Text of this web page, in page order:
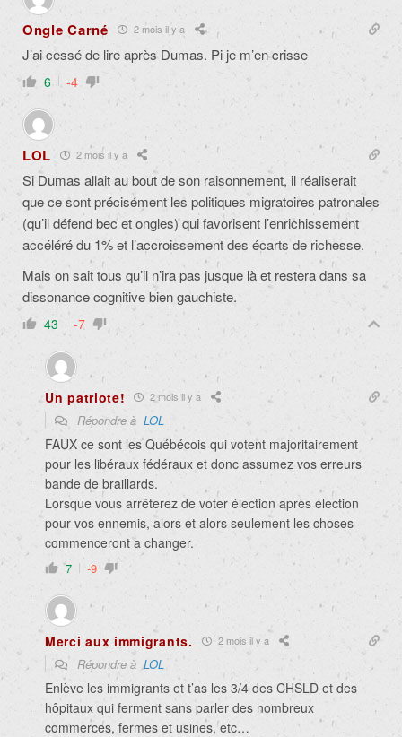
Ongle Carné 2 mois il y a
J’ai cessé de lire après Dumas. Pi je m’en crisse
6 -4
LOL 2 mois il y a
Si Dumas allait au bout de son raisonnement, il réaliserait
que ce sont précisément les politiques migratoires patronales
(qu’il défend bec et ongles) qui favorisent l’enrichissement
accéléré du 1% et l’accroissement des écarts de richesse.
Mais on sait tous qu’il n’ira pas jusque là et restera dans sa
dissonance cognitive bien gauchiste.
43 -7
Un patriote! 2 mois il y a
Répondre à LOL
FAUX ce sont les Québécois qui votent majoritairement
pour les libéraux fédéraux et donc assumez vos erreurs
bande de braillards.
Lorsque vous arrêterez de voter élection après élection
pour vos ennemis, alors et alors seulement les choses
commenceront a changer.
7 -9
Merci aux immigrants. 2 mois il y a
Répondre à LOL
Enlève les immigrants et t’as les 3/4 des CHSLD et des
hôpitaux qui ferment sans parler des nombreux
commerces, fermes et usines, etc…